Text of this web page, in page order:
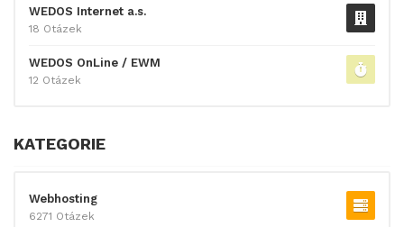
WEDOS Internet a.s.
18 Otázek
WEDOS OnLine / EWM
12 Otázek
KATEGORIE
Webhosting
6271 Otázek